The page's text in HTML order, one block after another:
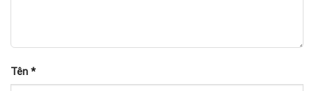
Tên *